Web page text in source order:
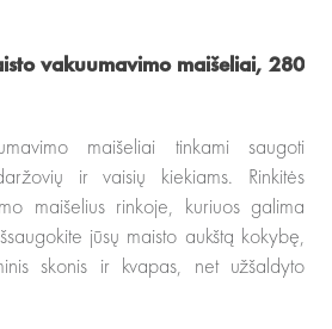
vakuumavimo maišeliai, 280
maišeliai tinkami saugoti
ir vaisių kiekiams.
Rinkitės
maišelius rinkoje, kuriuos galima
jūsų maisto aukštą kokybę,
skonis ir kvapas, net užšaldyto